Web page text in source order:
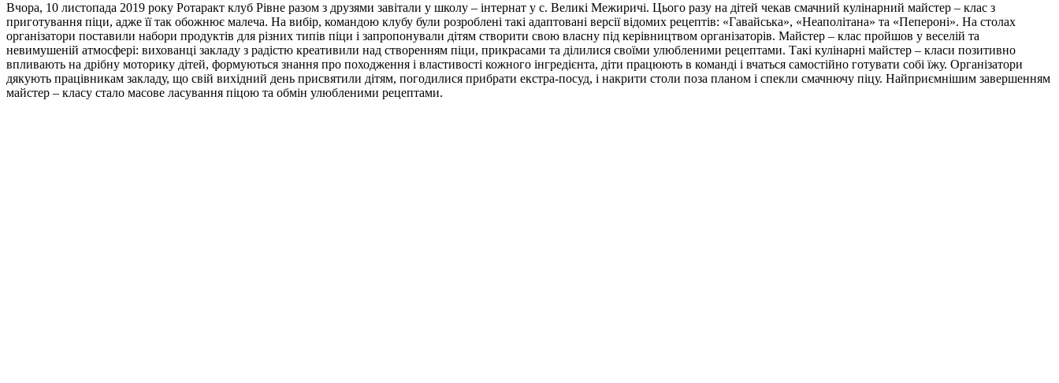
Вчора, 10 листопада 2019 року Ротаракт клуб Рівне разом з друзями завітали у школу – інтернат у с. Великі Межиричі. Цього разу на дітей чекав смачний кулінарний майстер – клас з
приготування піци, адже її так обожнює малеча. На вибір, командою клубу були розроблені такі адаптовані версії відомих рецептів: «Гавайська», «Неаполітана» та «Пепероні». На столах
організатори поставили набори продуктів для різних типів піци і запропонували дітям створити свою власну під керівництвом організаторів. Майстер – клас пройшов у веселій та
невимушеній атмосфері: вихованці закладу з радістю креативили над створенням піци, прикрасами та ділилися своїми улюбленими рецептами. Такі кулінарні майстер – класи позитивно
впливають на дрібну моторику дітей, формуються знання про походження і властивості кожного інгредієнта, діти працюють в команді і вчаться самостійно готувати собі їжу. Організатори
дякують працівникам закладу, що свій вихідний день присвятили дітям, погодилися прибрати екстра-посуд, і накрити столи поза планом і спекли смачнючу піцу. Найприємнішим завершенням
майстер – класу стало масове ласування піцою та обмін улюбленими рецептами.